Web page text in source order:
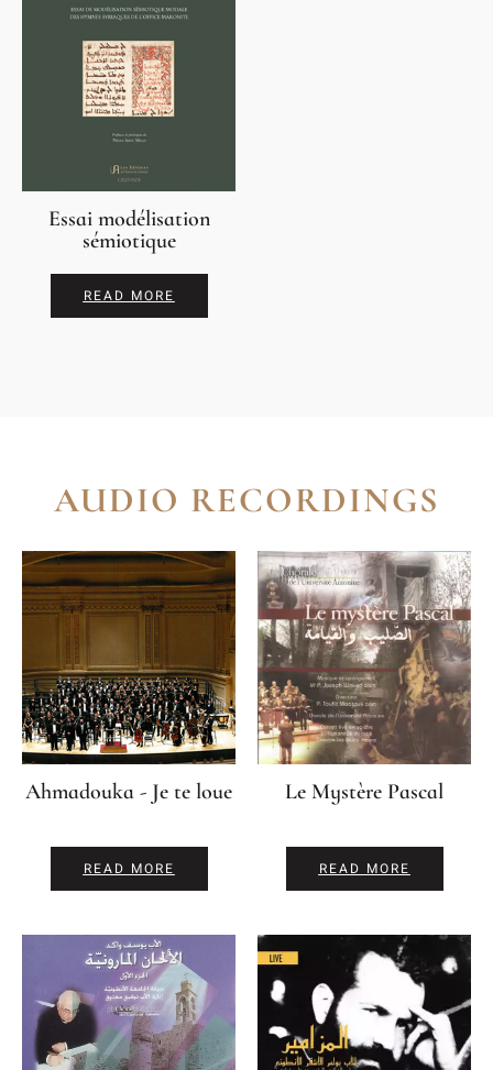
Essai modélisation
sémiotique
READ MORE
AUDIO RECORDINGS
Ahmadouka - Je te loue
READ MORE
Le Mystère Pascal
READ MORE